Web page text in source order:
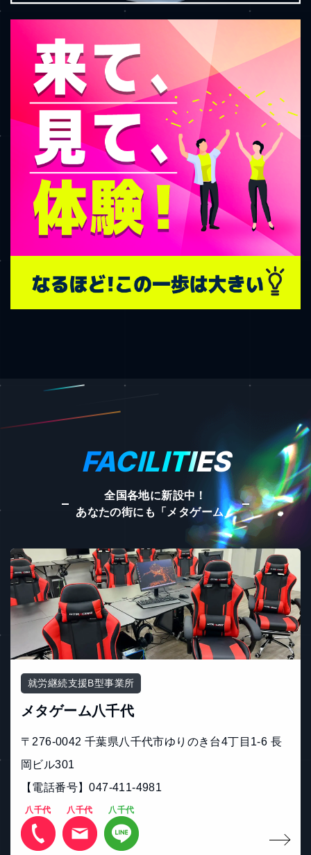
FACILITIES
全国各地に新設中！
あなたの街にも「メタゲーム」
就労継続支援B型事業所
メタゲーム八千代
〒276-0042 千葉県八千代市ゆりのき台4丁目1-6 長
岡ビル301
【電話番号】047-411-4981
八千代 八千代 八千代